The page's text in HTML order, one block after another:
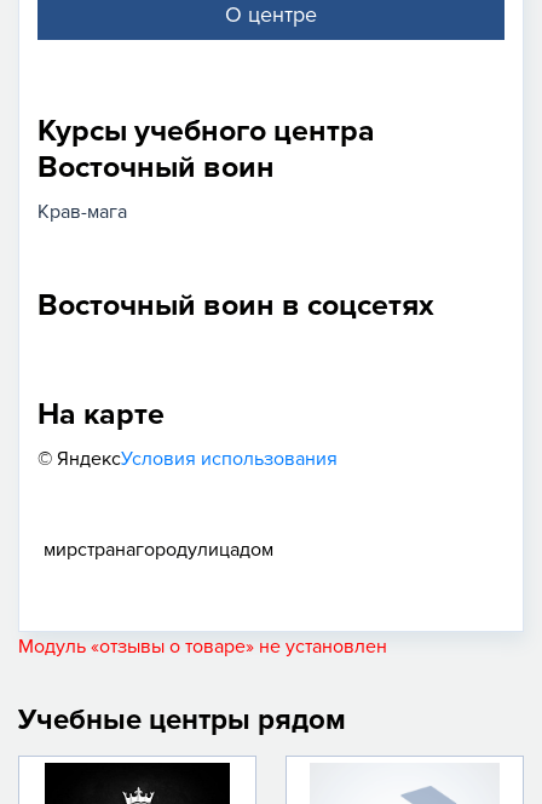
О центре
Курсы учебного центра
Восточный воин
Крав-мага
Восточный воин в соцсетях
На карте
© ЯндексУсловия использования
мирстранагородулицадом
Модуль «отзывы о товаре» не установлен
Учебные центры рядом